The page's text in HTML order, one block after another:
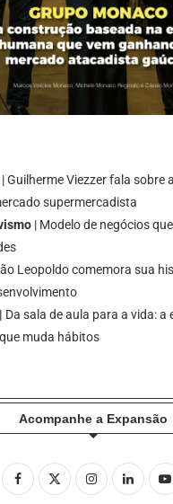
| Guilherme Viezzer fala sobre
supermercadista
| Modelo de negócios
Leopoldo comemora sua
Da sala de aula para a vida: a
muda hábitos
Acompanhe a Expansão